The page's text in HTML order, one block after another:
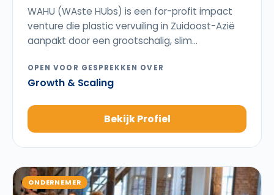
WAHU (WAste HUbs) is een for-profit impact
venture die plastic vervuiling in Zuidoost-Azië
aanpakt door een grootschalig, slim...
OPEN VOOR GESPREKKEN OVER
Growth & Scaling
Bekijk Profiel
ONDERNEMER